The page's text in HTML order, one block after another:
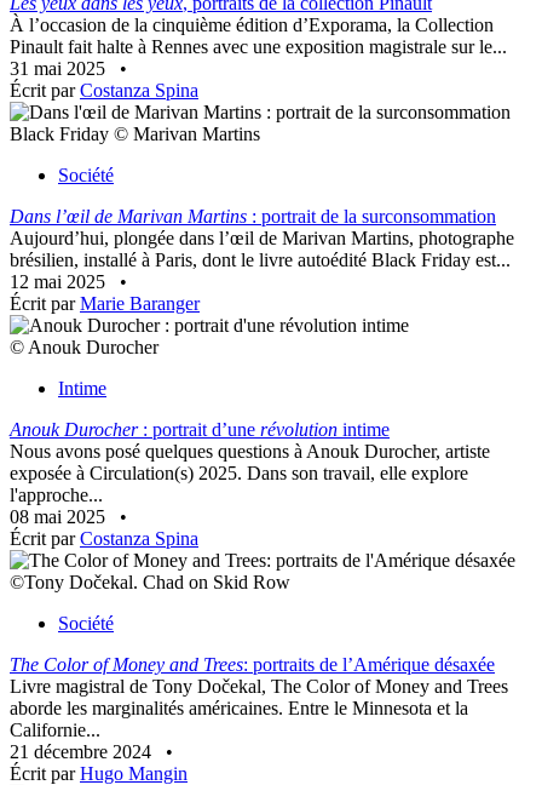
À l’occasion de la cinquième édition d’Exporama, la Collection
Pinault fait halte à Rennes avec une exposition magistrale sur le...
31 mai 2025
•
Écrit parCostanza Spina
Black Friday © Marivan Martins
Société
Dans l’œil de Marivan Martins : portrait de la surconsommation
Aujourd’hui, plongée dans l’œil de Marivan Martins, photographe
brésilien, installé à Paris, dont le livre autoédité Black Friday est...
12 mai 2025
•
Écrit parMarie Baranger
© Anouk Durocher
Intime
Anouk Durocher: portrait d’une révolution intime
Nous avons posé quelques questions à Anouk Durocher, artiste
exposée à Circulation(s) 2025. Dans son travail, elle explore
l'approche...
08 mai 2025
•
Écrit parCostanza Spina
©Tony Dočekal. Chad on Skid Row
Société
The Color of Money and Trees: portraits de l’Amérique désaxée
Livre magistral de Tony Dočekal, The Color of Money and Trees
aborde les marginalités américaines. Entre le Minnesota et la
Californie...
21 décembre 2024
•
Écrit parHugo Mangin